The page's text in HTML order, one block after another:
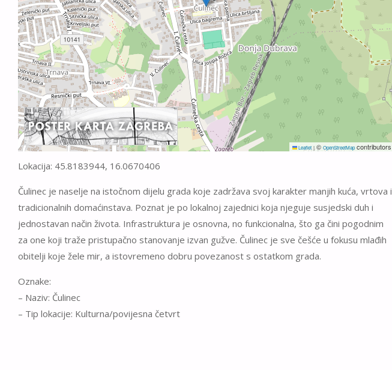
Leaflet |© OpenStreetMapcontributors
Lokacija: 45.8183944, 16.0670406
Čulinec je naselje na istočnom dijelu grada koje zadržava svoj karakter manjih kuća, vrtova i
tradicionalnih domaćinstava. Poznat je po lokalnoj zajednici koja njeguje susjedski duh i
jednostavan način života. Infrastruktura je osnovna, no funkcionalna, što ga čini pogodnim
za one koji traže pristupačno stanovanje izvan gužve. Čulinec je sve češće u fokusu mlađih
obitelji koje žele mir, a istovremeno dobru povezanost s ostatkom grada.
Oznake:
– Naziv: Čulinec
– Tip lokacije: Kulturna/povijesna četvrt